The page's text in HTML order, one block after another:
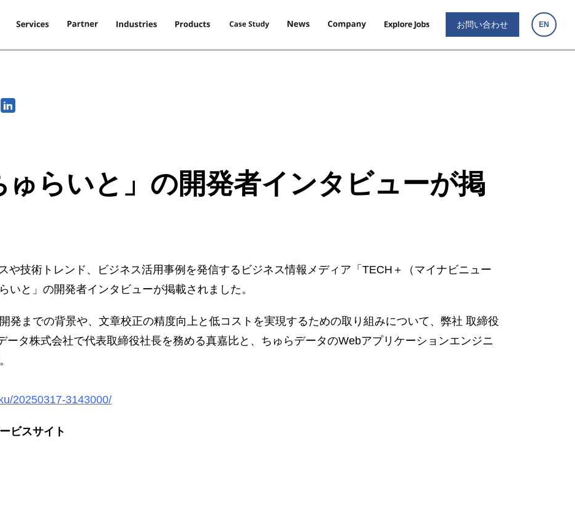
お問い合わせ EN
ゅらいと」の開発者インタビューが掲
や技術トレンド、ビジネス活用事例を発信するビジネス情報メディア「TECH＋（マイナビニュー
いと」の開発者インタビューが掲載されました。
発までの背景や、文章校正の精度向上と低コストを実現するための取り組みについて、弊社 取締役
ータ株式会社で代表取締役社長を務める真嘉比と、ちゅらデータのWebアプリケーションエンジニ
20250317-3143000/
ビスサイト